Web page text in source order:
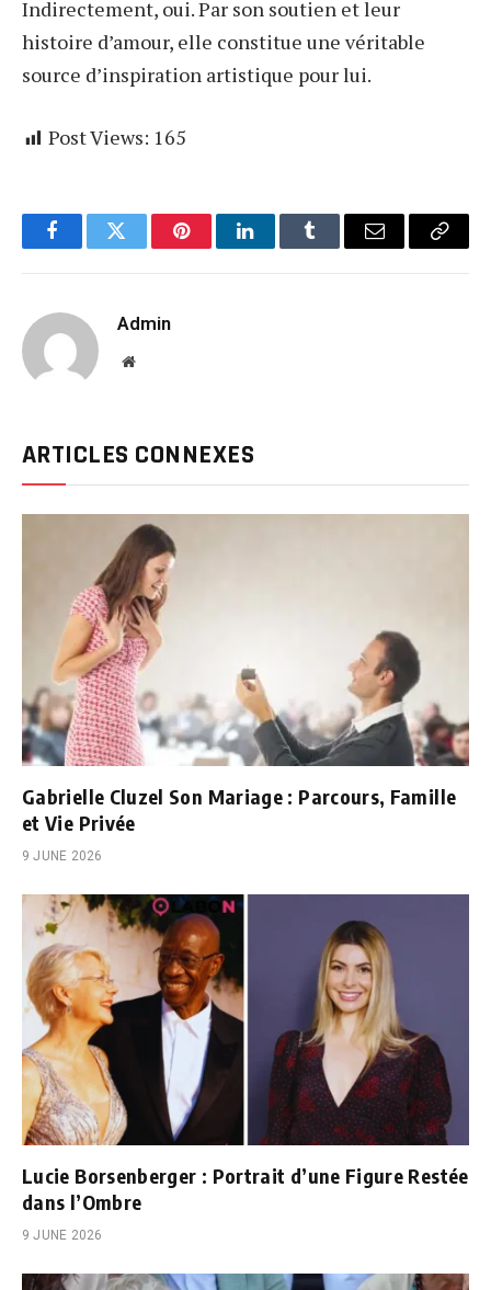
Indirectement, oui. Par son soutien et leur
histoire d’amour, elle constitue une véritable
source d’inspiration artistique pour lui.
Post Views: 165
FacebookTwitter PinterestLinkedInTumblr Email
Copy
Admin
Website
ARTICLES CONNEXES
Gabrielle Cluzel Son Mariage : Parcours, Famille
et Vie Privée
9 JUNE 2026
Lucie Borsenberger : Portrait d’une Figure Restée
dans l’Ombre
9 JUNE 2026